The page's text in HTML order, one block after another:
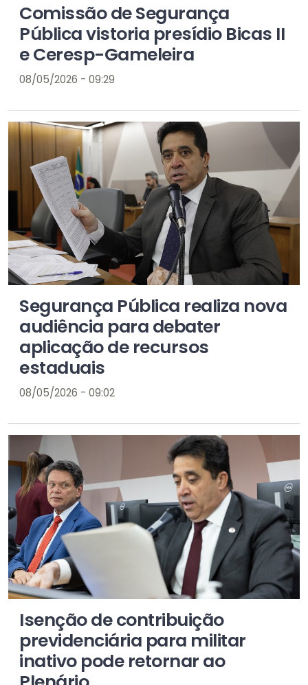
Comissão de Segurança
Pública vistoria presídio Bicas II
e Ceresp-Gameleira
08/05/2026 - 09:29
Segurança Pública realiza nova
audiência para debater
aplicação de recursos
estaduais
08/05/2026 - 09:02
Isenção de contribuição
previdenciária para militar
inativo pode retornar ao